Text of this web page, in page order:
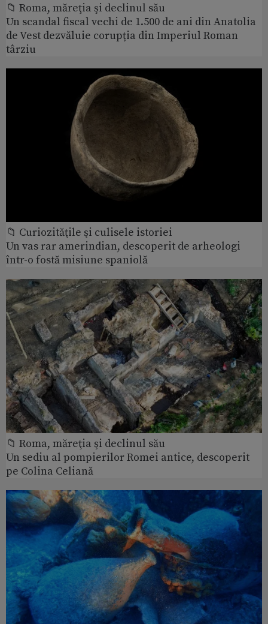
📁 Roma, măreţia şi declinul său
Un scandal fiscal vechi de 1.500 de ani din Anatolia
de Vest dezvăluie corupția din Imperiul Roman
târziu
📁 Curiozităţile şi culisele istoriei
Un vas rar amerindian, descoperit de arheologi
într-o fostă misiune spaniolă
📁 Roma, măreţia şi declinul său
Un sediu al pompierilor Romei antice, descoperit
pe Colina Celiană